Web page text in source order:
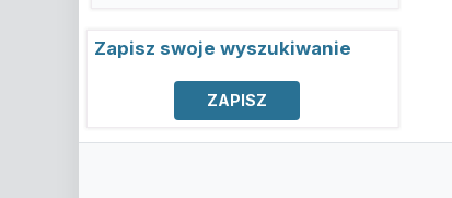
Zapisz swoje wyszukiwanie